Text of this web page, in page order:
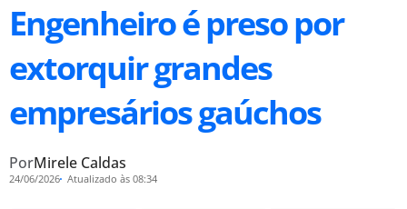
Engenheiro é preso por
extorquir grandes
empresários gaúchos
PorMirele Caldas
24/06/2026 Atualizado às 08:34